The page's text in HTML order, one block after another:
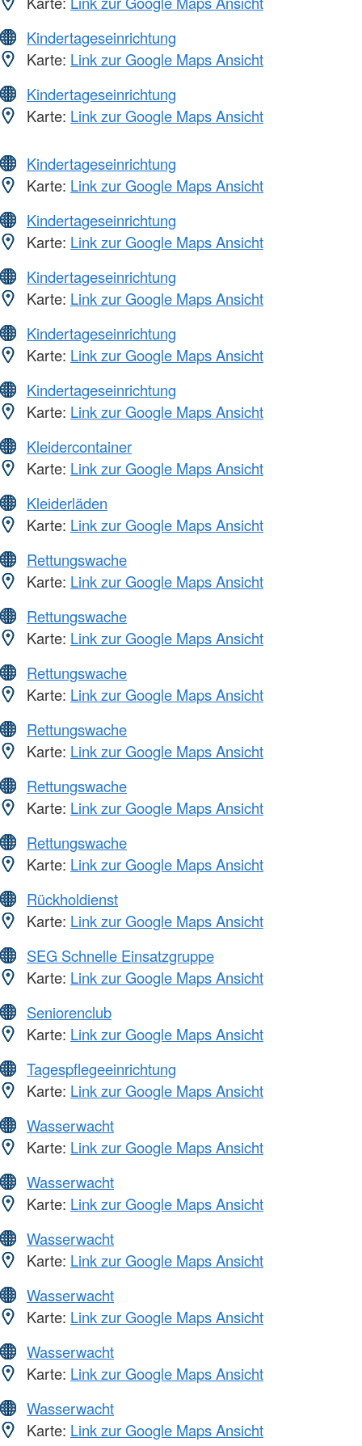
Kindertageseinrichtung
Karte: Link zur Google Maps Ansicht
Kindertageseinrichtung
Karte: Link zur Google Maps Ansicht
Kindertageseinrichtung
Karte: Link zur Google Maps Ansicht
Kindertageseinrichtung
Karte: Link zur Google Maps Ansicht
Kindertageseinrichtung
Karte: Link zur Google Maps Ansicht
Kindertageseinrichtung
Karte: Link zur Google Maps Ansicht
Kindertageseinrichtung
Karte: Link zur Google Maps Ansicht
Kleidercontainer
Karte: Link zur Google Maps Ansicht
Kleiderläden
Karte: Link zur Google Maps Ansicht
Rettungswache
Karte: Link zur Google Maps Ansicht
Rettungswache
Karte: Link zur Google Maps Ansicht
Rettungswache
Karte: Link zur Google Maps Ansicht
Rettungswache
Karte: Link zur Google Maps Ansicht
Rettungswache
Karte: Link zur Google Maps Ansicht
Rettungswache
Karte: Link zur Google Maps Ansicht
Rückholdienst
Karte: Link zur Google Maps Ansicht
SEG Schnelle Einsatzgruppe
Karte: Link zur Google Maps Ansicht
Seniorenclub
Karte: Link zur Google Maps Ansicht
Tagespflegeeinrichtung
Karte: Link zur Google Maps Ansicht
Wasserwacht
Karte: Link zur Google Maps Ansicht
Wasserwacht
Karte: Link zur Google Maps Ansicht
Wasserwacht
Karte: Link zur Google Maps Ansicht
Wasserwacht
Karte: Link zur Google Maps Ansicht
Wasserwacht
Karte: Link zur Google Maps Ansicht
Wasserwacht
Karte: Link zur Google Maps Ansicht